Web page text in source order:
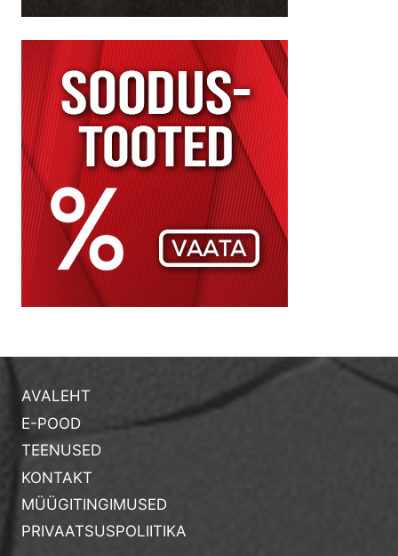
AVALEHT
E-POOD
TEENUSED
KONTAKT
MÜÜGITINGIMUSED
PRIVAATSUSPOLIITIKA